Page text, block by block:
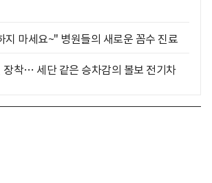
지 마세요~" 병원들의 새로운 꼼수 진료
장착… 세단 같은 승차감의 볼보 전기차